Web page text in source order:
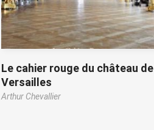
Le cahier rouge du château de
Versailles
Arthur Chevallier